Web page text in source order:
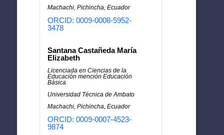
Machachi, Pichincha, Ecuador
ORCID: 0009-0008-5952-
3478
Santana Castañeda María
Elizabeth
Licenciada en Ciencias de la
Educación mención Educación
Básica
Universidad Técnica de Ambato
Machachi, Pichincha, Ecuador
ORCID: 0009-0007-4523-
9874